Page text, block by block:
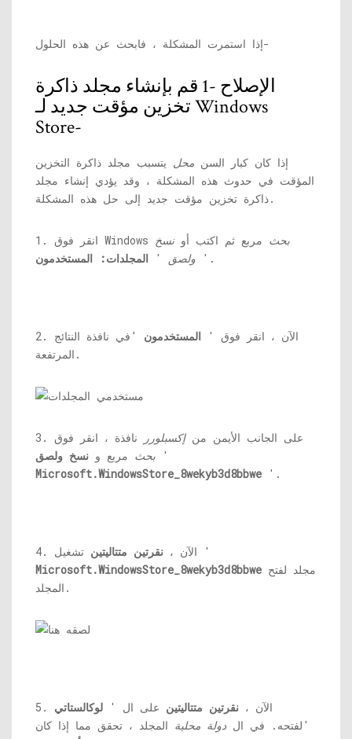
إذا استمرت المشكلة ، فابحث عن هذه الحلول-
الإصلاح -1 قم بإنشاء مجلد ذاكرة
تخزين مؤقت جديد لـ Windows
Store-
إذا كان كبار السن محل يتسبب مجلد ذاكرة التخزين
المؤقت في حدوث هذه المشكلة ، وقد يؤدي إنشاء مجلد
ذاكرة تخزين مؤقت جديد إلى حل هذه المشكلة.
1. انقر فوق Windows بحث مربع ثم اكتب أو نسخ
ولصق ' المجلدات: المستخدمون '.
2. الآن ، انقر فوق ' المستخدمون 'في نافذة النتائج
المرتفعة.
3. على الجانب الأيمن منإكسبلورر
نافذة ، انقر فوق
بحث مربع و نسخ ولصق
'
Microsoft.WindowsStore_8wekyb3d8bbwe '.
4. الآن ، نقرتين متتاليتين
تشغيل '
Microsoft.WindowsStore_8wekyb3d8bbwe
المجلد.
5. الآن ، نقرتين متتاليتين على ال ' لوكالستاتي
'لفتحه. في ال دولة محلية المجلد ، تحقق مما إذا كان